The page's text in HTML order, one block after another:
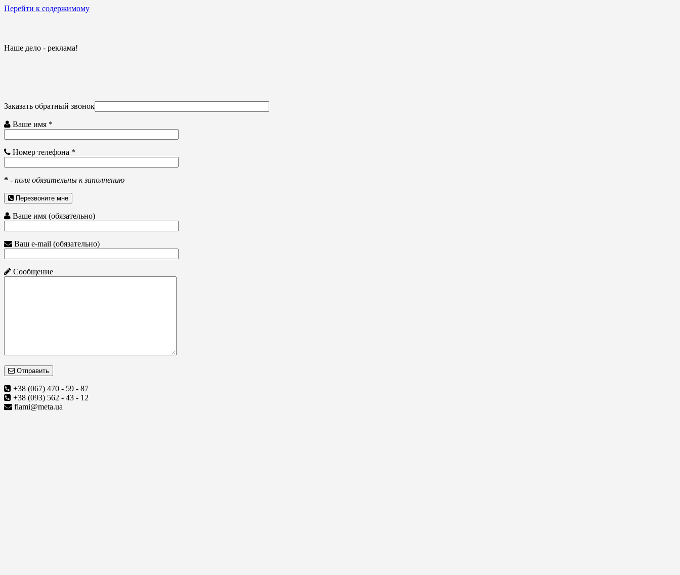
Перейти к содержимому
Наше дело - реклама!
Заказать обратный звонок
Ваше имя *
Номер телефона *
* - поля обязательны к заполнению
Перезвоните мне
Ваше имя (обязательно)
Ваш e-mail (обязательно)
Сообщение
Отправить
+38 (067) 470 - 59 - 87
+38 (093) 562 - 43 - 12
flami@meta.ua